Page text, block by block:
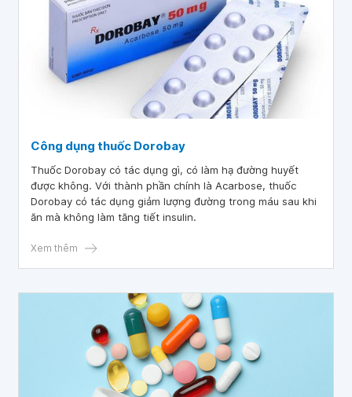
Công dụng thuốc Dorobay
Thuốc Dorobay có tác dụng gì, có làm hạ đường huyết
được không. Với thành phần chính là Acarbose, thuốc
Dorobay có tác dụng giảm lượng đường trong máu sau khi
ăn mà không làm tăng tiết insulin.
Xem thêm